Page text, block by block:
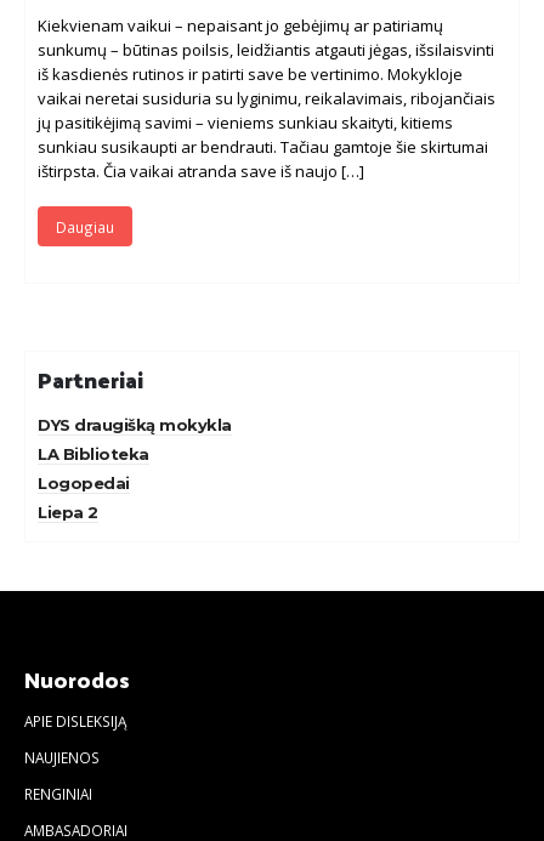
Kiekvienam vaikui – nepaisant jo gebėjimų ar patiriamų
sunkumų – būtinas poilsis, leidžiantis atgauti jėgas, išsilaisvinti
iš kasdienės rutinos ir patirti save be vertinimo. Mokykloje
vaikai neretai susiduria su lyginimu, reikalavimais, ribojančiais
jų pasitikėjimą savimi – vieniems sunkiau skaityti, kitiems
sunkiau susikaupti ar bendrauti. Tačiau gamtoje šie skirtumai
ištirpsta. Čia vaikai atranda save iš naujo […]
Daugiau
Partneriai
DYS draugišką mokykla
LA Biblioteka
Logopedai
Liepa 2
Nuorodos
APIE DISLEKSIJĄ
NAUJIENOS
RENGINIAI
AMBASADORIAI